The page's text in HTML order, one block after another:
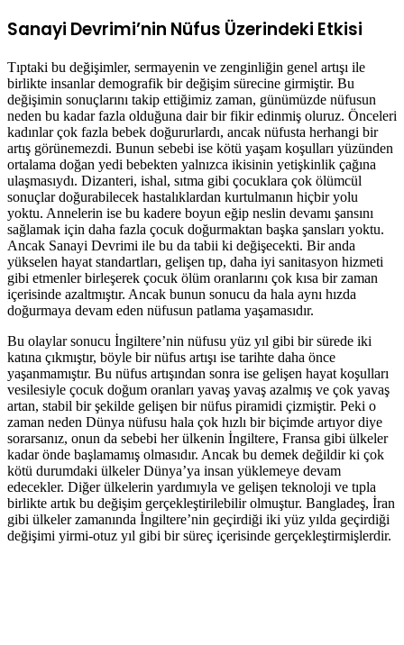
Sanayi Devrimi’nin Nüfus Üzerindeki Etkisi
Tıptaki bu değişimler, sermayenin ve zenginliğin genel artışı ile
birlikte insanlar demografik bir değişim sürecine girmiştir. Bu
değişimin sonuçlarını takip ettiğimiz zaman, günümüzde nüfusun
neden bu kadar fazla olduğuna dair bir fikir edinmiş oluruz. Önceleri
kadınlar çok fazla bebek doğururlardı, ancak nüfusta herhangi bir
artış görünemezdi. Bunun sebebi ise kötü yaşam koşulları yüzünden
ortalama doğan yedi bebekten yalnızca ikisinin yetişkinlik çağına
ulaşmasıydı. Dizanteri, ishal, sıtma gibi çocuklara çok ölümcül
sonuçlar doğurabilecek hastalıklardan kurtulmanın hiçbir yolu
yoktu. Annelerin ise bu kadere boyun eğip neslin devamı şansını
sağlamak için daha fazla çocuk doğurmaktan başka şansları yoktu.
Ancak Sanayi Devrimi ile bu da tabii ki değişecekti. Bir anda
yükselen hayat standartları, gelişen tıp, daha iyi sanitasyon hizmeti
gibi etmenler birleşerek çocuk ölüm oranlarını çok kısa bir zaman
içerisinde azaltmıştır. Ancak bunun sonucu da hala aynı hızda
doğurmaya devam eden nüfusun patlama yaşamasıdır.
Bu olaylar sonucu İngiltere’nin nüfusu yüz yıl gibi bir sürede iki
katına çıkmıştır, böyle bir nüfus artışı ise tarihte daha önce
yaşanmamıştır. Bu nüfus artışından sonra ise gelişen hayat koşulları
vesilesiyle çocuk doğum oranları yavaş yavaş azalmış ve çok yavaş
artan, stabil bir şekilde gelişen bir nüfus piramidi çizmiştir. Peki o
zaman neden Dünya nüfusu hala çok hızlı bir biçimde artıyor diye
sorarsanız, onun da sebebi her ülkenin İngiltere, Fransa gibi ülkeler
kadar önde başlamamış olmasıdır. Ancak bu demek değildir ki çok
kötü durumdaki ülkeler Dünya’ya insan yüklemeye devam
edecekler. Diğer ülkelerin yardımıyla ve gelişen teknoloji ve tıpla
birlikte artık bu değişim gerçekleştirilebilir olmuştur. Bangladeş, İran
gibi ülkeler zamanında İngiltere’nin geçirdiği iki yüz yılda geçirdiği
değişimi yirmi-otuz yıl gibi bir süreç içerisinde gerçekleştirmişlerdir.